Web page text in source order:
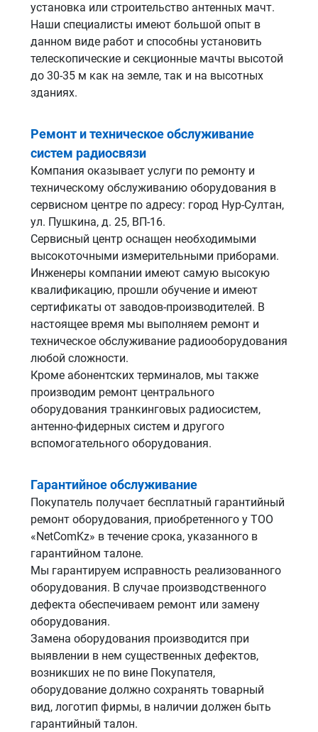
установка или строительство антенных мачт.
Наши специалисты имеют большой опыт в
данном виде работ и способны установить
телескопические и секционные мачты высотой
до 30-35 м как на земле, так и на высотных
зданиях.
Ремонт и техническое обслуживание
систем радиосвязи
Компания оказывает услуги по ремонту и
техническому обслуживанию оборудования в
сервисном центре по адресу: город Нур-Султан,
ул. Пушкина, д. 25, ВП-16.
Сервисный центр оснащен необходимыми
высокоточными измерительными приборами.
Инженеры компании имеют самую высокую
квалификацию, прошли обучение и имеют
сертификаты от заводов-производителей. В
настоящее время мы выполняем ремонт и
техническое обслуживание радиооборудования
любой сложности.
Кроме абонентских терминалов, мы также
производим ремонт центрального
оборудования транкинговых радиосистем,
антенно-фидерных систем и другого
вспомогательного оборудования.
Гарантийное обслуживание
Покупатель получает бесплатный гарантийный
ремонт оборудования, приобретенного у ТОО
«NetComKz» в течение срока, указанного в
гарантийном талоне.
Мы гарантируем исправность реализованного
оборудования. В случае производственного
дефекта обеспечиваем ремонт или замену
оборудования.
Замена оборудования производится при
выявлении в нем существенных дефектов,
возникших не по вине Покупателя,
оборудование должно сохранять товарный
вид, логотип фирмы, в наличии должен быть
гарантийный талон.